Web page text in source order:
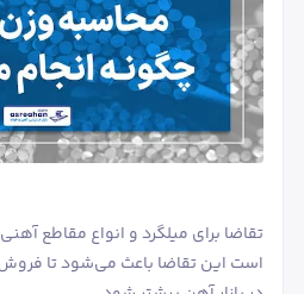
تقاضا برای میلگرد و انواع مقاطع
است این تقاضا باعث می‌شود تا